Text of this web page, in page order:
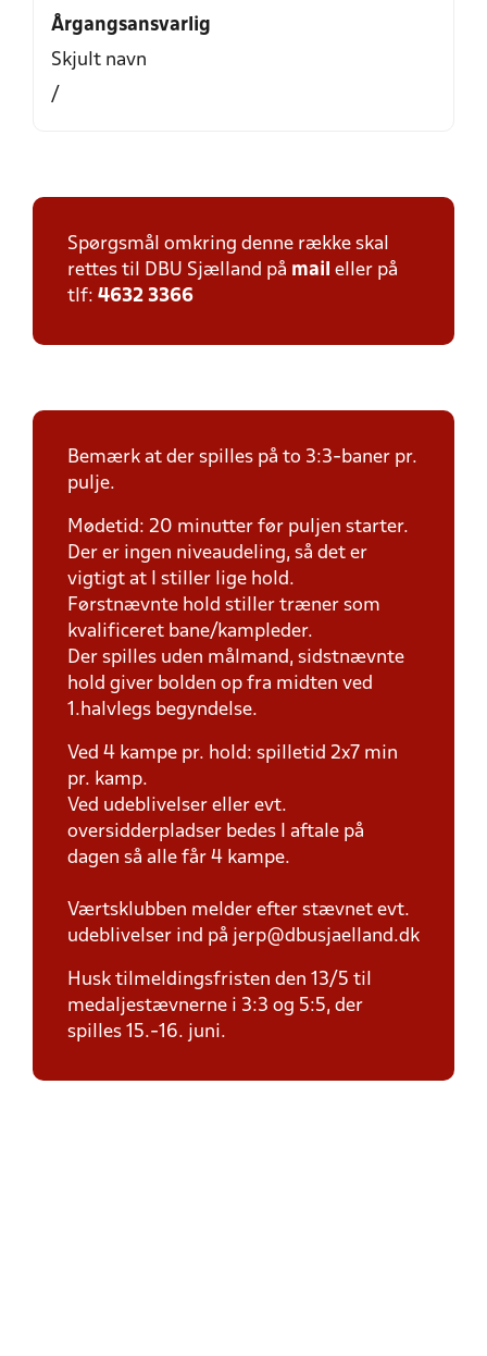
Årgangsansvarlig
Skjult navn
/
Spørgsmål omkring denne række skal
rettes til DBU Sjælland på mail eller på
tlf: 4632 3366
Bemærk at der spilles på to 3:3-baner pr.
pulje.
Mødetid: 20 minutter før puljen starter.
Der er ingen niveaudeling, så det er
vigtigt at I stiller lige hold.
Førstnævnte hold stiller træner som
kvalificeret bane/kampleder.
Der spilles uden målmand, sidstnævnte
hold giver bolden op fra midten ved
1.halvlegs begyndelse.
Ved 4 kampe pr. hold: spilletid 2x7 min
pr. kamp.
Ved udeblivelser eller evt.
oversidderpladser bedes I aftale på
dagen så alle får 4 kampe.
Værtsklubben melder efter stævnet evt.
udeblivelser ind på jerp@dbusjaelland.dk
Husk tilmeldingsfristen den 13/5 til
medaljestævnerne i 3:3 og 5:5, der
spilles 15.-16. juni.